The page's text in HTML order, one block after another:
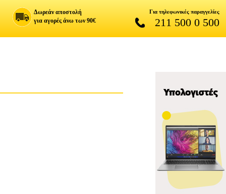
Δωρεάν αποστολή
για αγορές άνω των 90€
Για τηλεφωνικές παραγγελίες
211 500 0 500